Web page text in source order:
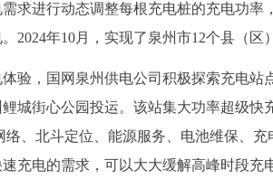
求进行动态调整每根充电桩的充电功率
2024年10月，实现了泉州市12个县（区
验，国网泉州供电公司积极探索充电站
城街心公园投运。该站集大功率超级
络、北斗定位、能源服务、电池维保、
充电的需求，可以大大缓解高峰时段